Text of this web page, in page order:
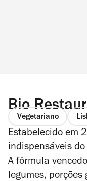
Bio
Vegetariano
Estabelecido em
indispensáveis
A fórmula
legumes, porções